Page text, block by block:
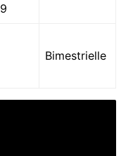
Bimestrielle